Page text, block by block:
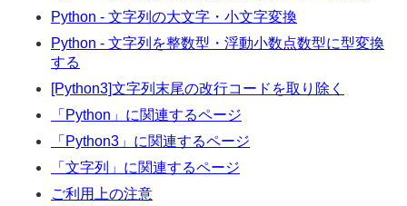
Python - 文字列の大文字・小文字変換
Python - 文字列を整数型・浮動小数点数型に型変換
する
[Python3]文字列末尾の改行コードを取り除く
「Python」に関連するページ
「Python3」に関連するページ
「文字列」に関連するページ
ご利用上の注意